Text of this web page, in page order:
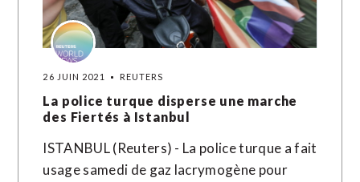
26 JUIN 2021 REUTERS
La police turque disperse une marche
des Fiertés à Istanbul
ISTANBUL (Reuters) - La police turque a fait
usage samedi de gaz lacrymogène pour